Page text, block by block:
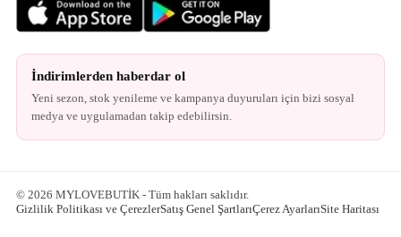
İndirimlerden haberdar ol
Yeni sezon, stok yenileme ve kampanya duyuruları için bizi sosyal
medya ve uygulamadan takip edebilirsin.
© 2026 MYLOVEBUTİK - Tüm hakları saklıdır.
Gizlilik Politikası ve ÇerezlerSatış Genel ŞartlarıÇerez AyarlarıSite Haritası